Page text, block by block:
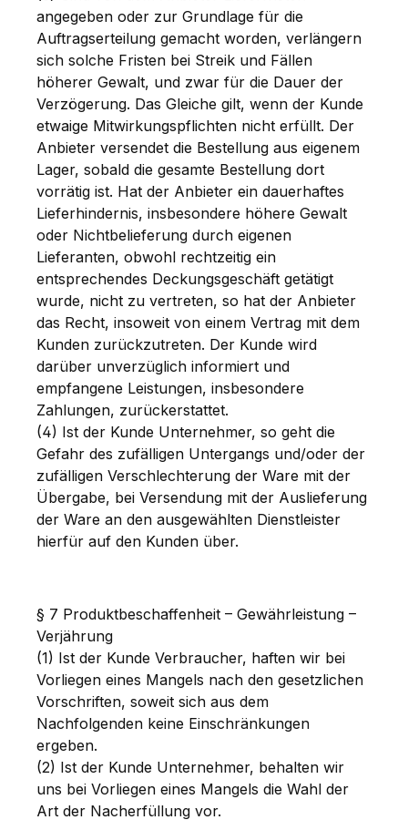
angegeben oder zur Grundlage für die
Auftragserteilung gemacht worden, verlängern
sich solche Fristen bei Streik und Fällen
höherer Gewalt, und zwar für die Dauer der
Verzögerung. Das Gleiche gilt, wenn der Kunde
etwaige Mitwirkungspflichten nicht erfüllt. Der
Anbieter versendet die Bestellung aus eigenem
Lager, sobald die gesamte Bestellung dort
vorrätig ist. Hat der Anbieter ein dauerhaftes
Lieferhindernis, insbesondere höhere Gewalt
oder Nichtbelieferung durch eigenen
Lieferanten, obwohl rechtzeitig ein
entsprechendes Deckungsgeschäft getätigt
wurde, nicht zu vertreten, so hat der Anbieter
das Recht, insoweit von einem Vertrag mit dem
Kunden zurückzutreten. Der Kunde wird
darüber unverzüglich informiert und
empfangene Leistungen, insbesondere
Zahlungen, zurückerstattet.
(4) Ist der Kunde Unternehmer, so geht die
Gefahr des zufälligen Untergangs und/oder der
zufälligen Verschlechterung der Ware mit der
Übergabe, bei Versendung mit der Auslieferung
der Ware an den ausgewählten Dienstleister
hierfür auf den Kunden über.
§ 7 Produktbeschaffenheit – Gewährleistung –
Verjährung
(1) Ist der Kunde Verbraucher, haften wir bei
Vorliegen eines Mangels nach den gesetzlichen
Vorschriften, soweit sich aus dem
Nachfolgenden keine Einschränkungen
ergeben.
(2) Ist der Kunde Unternehmer, behalten wir
uns bei Vorliegen eines Mangels die Wahl der
Art der Nacherfüllung vor.